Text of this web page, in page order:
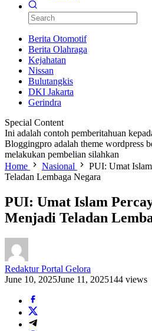
Berita Otomotif
Berita Olahraga
Kejahatan
Nissan
Bulutangkis
DKI Jakarta
Gerindra
Special Content
Ini adalah contoh pemberitahuan
Bloggingpro adalah theme wordpress
melakukan pembelian silahkan
Home
Nasional
PUI: Umat
Teladan Lembaga Negara
PUI: Umat Islam
Menjadi Teladan
Redaktur Portal Gelora
June 10, 2025June 11, 2025144 views